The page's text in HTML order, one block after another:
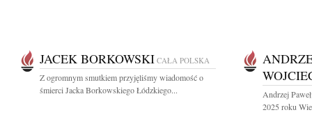
JACEK BORKOWSKI CAŁA POLSKA
Z ogromnym smutkiem przyjęliśmy wiadomość o
śmierci Jacka Borkowskiego Łódzkiego...
Andrzej
2025 roku